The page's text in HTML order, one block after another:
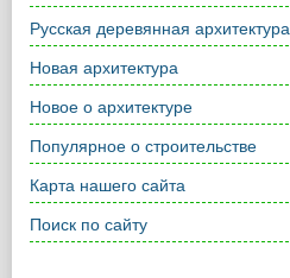
Русская деревянная архитектура
Новая архитектура
Новое о архитектуре
Популярное о строительстве
Карта нашего сайта
Поиск по сайту